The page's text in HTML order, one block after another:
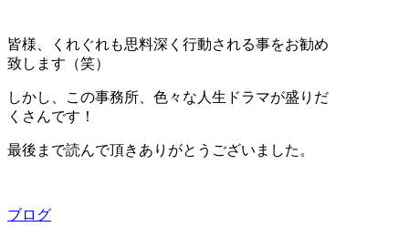
皆様、くれぐれも思料深く行動される事をお勧め
致します（笑）
しかし、この事務所、色々な人生ドラマが盛りだ
くさんです！
最後まで読んで頂きありがとうございました。
ブログ